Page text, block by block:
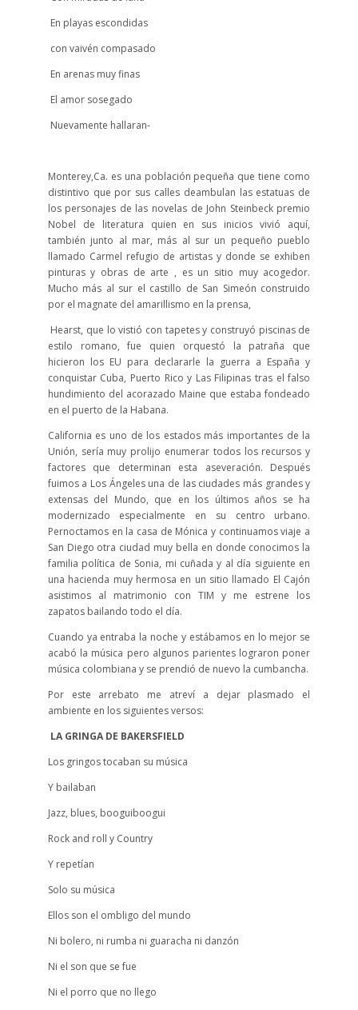
En playas escondidas
con vaivén compasado
En arenas muy finas
El amor sosegado
Nuevamente hallaran-
Monterey,Ca. es una población pequeña que tiene como
distintivo que por sus calles deambulan las estatuas de
los personajes de las novelas de John Steinbeck premio
Nobel de literatura quien en sus inicios vivió aquí,
también junto al mar, más al sur un pequeño pueblo
llamado Carmel refugio de artistas y donde se exhiben
pinturas y obras de arte , es un sitio muy acogedor.
Mucho más al sur el castillo de San Simeón construido
por el magnate del amarillismo en la prensa,
Hearst, que lo vistió con tapetes y construyó piscinas de
estilo romano, fue quien orquestó la patraña que
hicieron los EU para declararle la guerra a España y
conquistar Cuba, Puerto Rico y Las Filipinas tras el falso
hundimiento del acorazado Maine que estaba fondeado
en el puerto de la Habana.
California es uno de los estados más importantes de la
Unión, sería muy prolijo enumerar todos los recursos y
factores que determinan esta aseveración. Después
fuimos a Los Ángeles una de las ciudades más grandes y
extensas del Mundo, que en los últimos años se ha
modernizado especialmente en su centro urbano.
Pernoctamos en la casa de Mónica y continuamos viaje a
San Diego otra ciudad muy bella en donde conocimos la
familia política de Sonia, mi cuñada y al día siguiente en
una hacienda muy hermosa en un sitio llamado El Cajón
asistimos al matrimonio con TIM y me estrene los
zapatos bailando todo el día.
Cuando ya entraba la noche y estábamos en lo mejor se
acabó la música pero algunos parientes lograron poner
música colombiana y se prendió de nuevo la cumbancha.
Por este arrebato me atreví a dejar plasmado el
ambiente en los siguientes versos:
LA GRINGA DE BAKERSFIELD
Los gringos tocaban su música
Y bailaban
Jazz, blues, booguiboogui
Rock and roll y Country
Y repetían
Solo su música
Ellos son el ombligo del mundo
Ni bolero, ni rumba ni guaracha ni danzón
Ni el son que se fue
Ni el porro que no llego